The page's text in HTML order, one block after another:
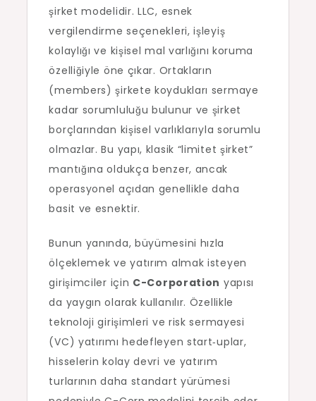
şirket modelidir. LLC, esnek
vergilendirme seçenekleri, işleyiş
kolaylığı ve kişisel mal varlığını koruma
özelliğiyle öne çıkar. Ortakların
(members) şirkete koydukları sermaye
kadar sorumluluğu bulunur ve şirket
borçlarından kişisel varlıklarıyla sorumlu
olmazlar. Bu yapı, klasik “limitet şirket”
mantığına oldukça benzer, ancak
operasyonel açıdan genellikle daha
basit ve esnektir.
Bunun yanında, büyümesini hızla
ölçeklemek ve yatırım almak isteyen
girişimciler için C-Corporation yapısı
da yaygın olarak kullanılır. Özellikle
teknoloji girişimleri ve risk sermayesi
(VC) yatırımı hedefleyen start‑uplar,
hisselerin kolay devri ve yatırım
turlarının daha standart yürümesi